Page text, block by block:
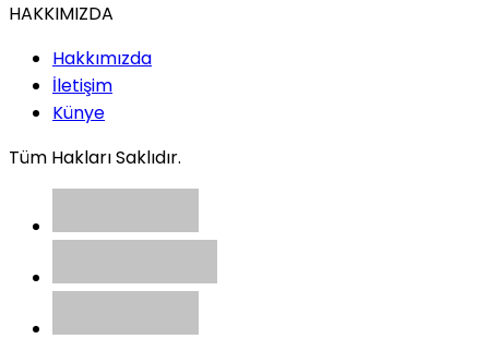
HAKKIMIZDA
Hakkımızda
İletişim
Künye
Tüm Hakları Saklıdır.